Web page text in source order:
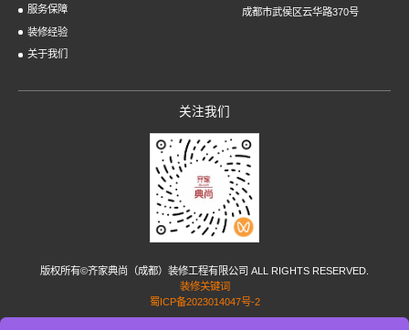
服务保障
装修经验
关于我们
成都市武侯区云华路370号
关注我们
版权所有©齐家典尚（成都）装修工程有限公司 ALL RIGHTS RESERVED.
装修关键词
蜀ICP备2023014047号-2